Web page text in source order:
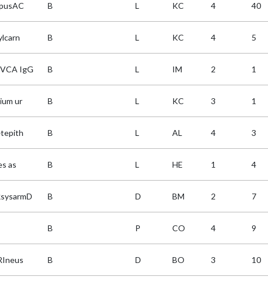
B L KC 4 40
B L KC 4 5
IgG B L IM 2 1
ur B L KC 3 1
B L AL 4 3
as B L HE 1 4
B D BM 2 7
B P CO 4 9
B D BO 3 10